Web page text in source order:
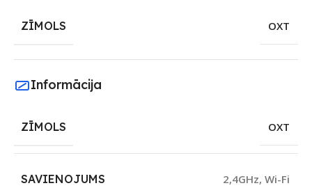
ZĪMOLS OXT
Informācija
ZĪMOLS OXT
SAVIENOJUMS 2,4GHz, Wi-Fi